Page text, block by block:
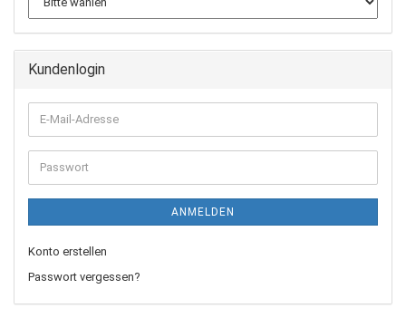
Kundenlogin
E-
Mail-
Adresse
Passwort
ANMELDEN
Konto erstellen
Passwort vergessen?